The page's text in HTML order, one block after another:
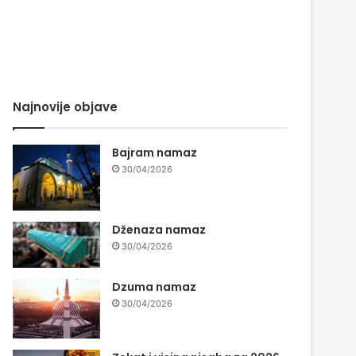
Najnovije objave
Bajram namaz
30/04/2026
Dženaza namaz
30/04/2026
Dzuma namaz
30/04/2026